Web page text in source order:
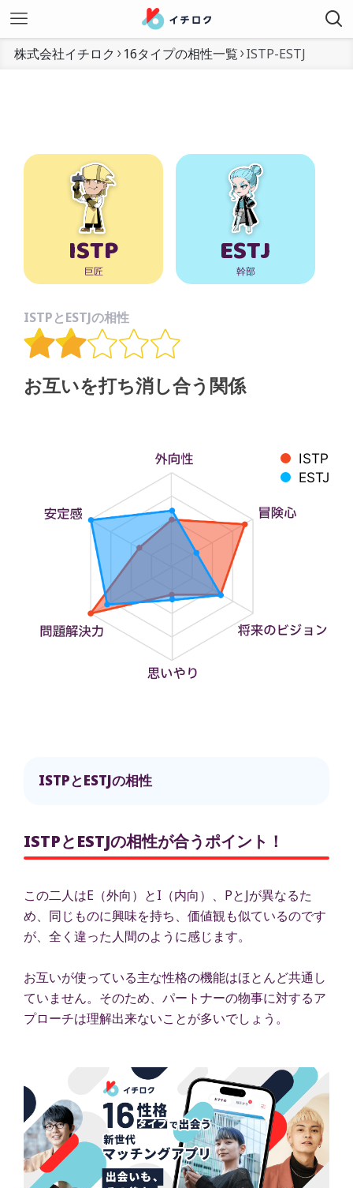
株式会社イチロク 16タイプの相性一覧 ISTP-ESTJ
ISTP
巨匠 ESTJ
幹部
ISTPとESTJの相性
お互いを打ち消し合う関係
ISTP
ESTJ
ISTPとESTJの相性
ISTPとESTJの相性が合うポイント！
この二人はE（外向）とI（内向）、PとJが異なるた
め、同じものに興味を持ち、価値観も似ているのです
が、全く違った人間のように感じます。
お互いが使っている主な性格の機能はほとんど共通し
ていません。そのため、パートナーの物事に対するア
プローチは理解出来ないことが多いでしょう。